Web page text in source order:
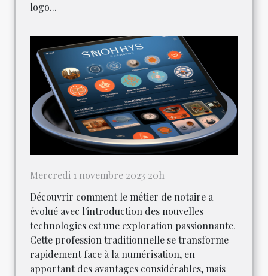
logo...
Mercredi 1 novembre 2023 20h
Découvrir comment le métier de notaire a
évolué avec l'introduction des nouvelles
technologies est une exploration passionnante.
Cette profession traditionnelle se transforme
rapidement face à la numérisation, en
apportant des avantages considérables, mais